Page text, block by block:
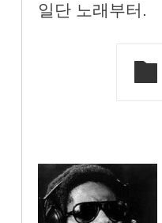
일단 노래부터.